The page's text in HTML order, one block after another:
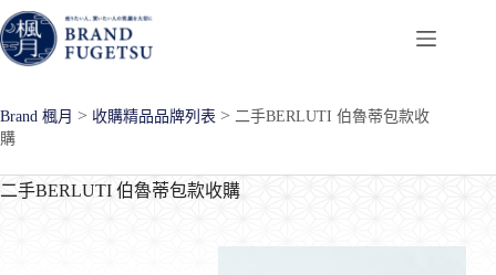
跳
至
主
內
容
Brand 楓月 > 收購精品品牌列表 > 二手BERLUTI 伯魯蒂包款收
購
二手BERLUTI 伯魯蒂包款收購